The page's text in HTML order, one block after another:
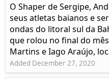
O Shaper de Sergipe,
seus atletas baianos e
ondas do litoral sul da
que rolou no final do
Martins e Iago Araújo,
Added December 27, 2020